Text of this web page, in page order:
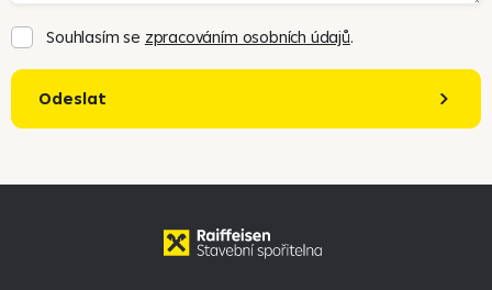
Souhlasím se zpracováním osobních údajů.
Odeslat